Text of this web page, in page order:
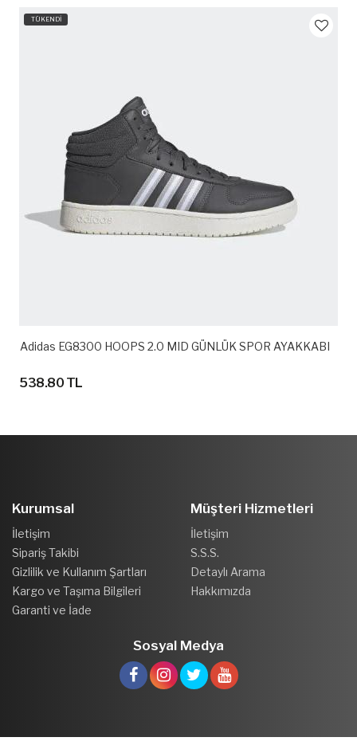
TÜKENDİ
Adidas EG8300 HOOPS 2.0 MID GÜNLÜK SPOR AYAKKABI
538.80 TL
Kurumsal
İletişim
Sipariş Takibi
Gizlilik ve Kullanım Şartları
Kargo ve Taşıma Bilgileri
Garanti ve İade
Müşteri Hizmetleri
İletişim
S.S.S.
Detaylı Arama
Hakkımızda
Sosyal Medya